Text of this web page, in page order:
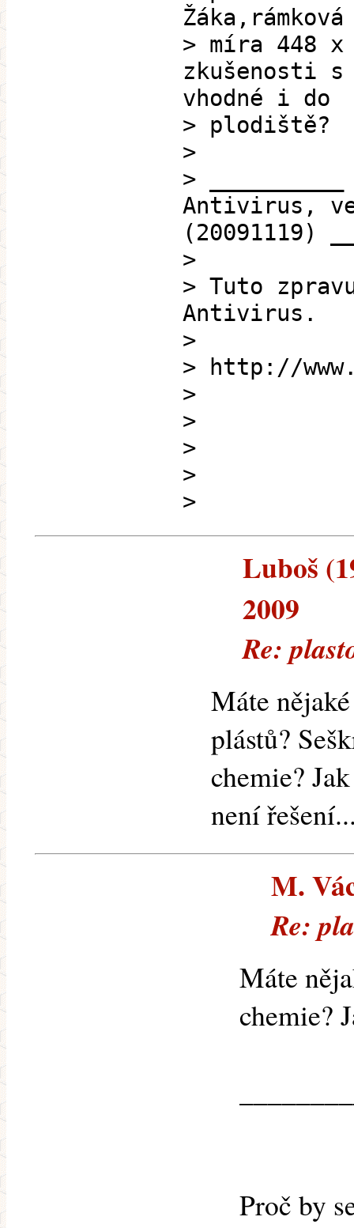
Žáka,rámková
> míra 448 x
zkušenosti s
vhodné i do
> plodiště?
>
>
Antivirus,
(20091119)
>
> Tuto
Antivirus.
>
> http://
>
>
>
>
>
Luboš
2009
Re:
Máte
plástů?
chemie?
není
M.
Re:
Máte
chemie?
Proč by